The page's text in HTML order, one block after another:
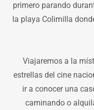
primero parando
la playa Colimilla
Viajaremos a la
estrellas del cine
ir a conocer una
caminando o